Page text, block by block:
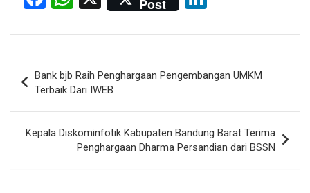
ce
b
o
o
k
at
s
A
p
p
Post
ke
n
navigation
Bank bjb Raih Penghargaan Pengembangan UMKM
Terbaik Dari IWEB
Kepala Diskominfotik Kabupaten Bandung Barat Terima
Penghargaan Dharma Persandian dari BSSN